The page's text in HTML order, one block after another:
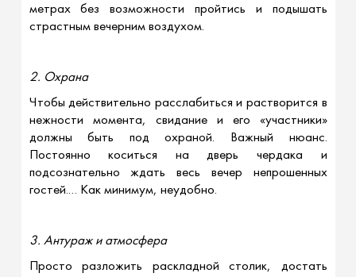
метрах без возможности пройтись и подышать
страстным вечерним воздухом.
2. Охрана
Чтобы действительно расслабиться и растворится в
нежности момента, свидание и его «участники»
должны быть под охраной. Важный нюанс.
Постоянно коситься на дверь чердака и
подсознательно ждать весь вечер непрошенных
гостей.… Как минимум, неудобно.
3. Антураж и атмосфера
Просто разложить раскладной столик, достать